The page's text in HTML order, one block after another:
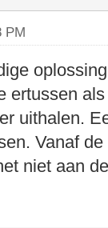
PM
ertussen
uithalen.
Vanaf
niet aan